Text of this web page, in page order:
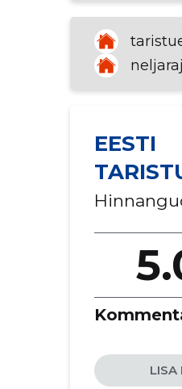
EESTI
LIIT
LISA